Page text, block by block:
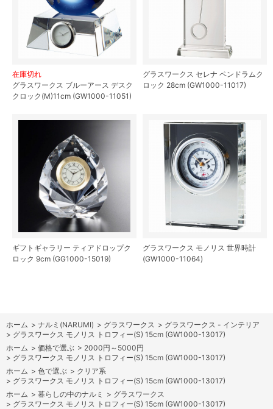
在庫切れ
グラスワークス ブルーアース デスク
クロック(M)11cm (GW1000-11051)
グラスワークス セレナ ペンドラムク
ロック 28cm (GW1000-11017)
ギフトギャラリー ティアドロップク
ロック 9cm (GG1000-15019)
グラスワークス モノリス 世界時計
(GW1000-11064)
ホーム > ナルミ(NARUMI) > グラスワークス > グラスワークス - インテリア
> グラスワークス モノリス トロフィー(S) 15cm (GW1000-13017)
ホーム > 価格で選ぶ > 2000円～5000円
> グラスワークス モノリス トロフィー(S) 15cm (GW1000-13017)
ホーム > 色で選ぶ > クリア系
> グラスワークス モノリス トロフィー(S) 15cm (GW1000-13017)
ホーム > 暮らしの中のナルミ > グラスワークス
> グラスワークス モノリス トロフィー(S) 15cm (GW1000-13017)